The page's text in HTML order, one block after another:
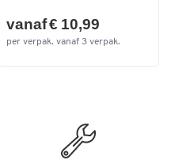
vanaf € 10,99
per verpak. vanaf 3 verpak.